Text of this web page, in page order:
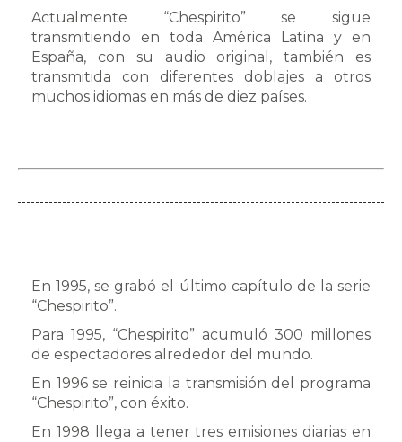
Actualmente “Chespirito” se sigue
transmitiendo en toda América Latina y en
España, con su audio original, también es
transmitida con diferentes doblajes a otros
muchos idiomas en más de diez países.
En 1995, se grabó el último capítulo de la serie
“Chespirito”.
Para 1995, “Chespirito” acumuló 300 millones
de espectadores alrededor del mundo.
En 1996 se reinicia la transmisión del programa
“Chespirito”, con éxito.
En 1998 llega a tener tres emisiones diarias en